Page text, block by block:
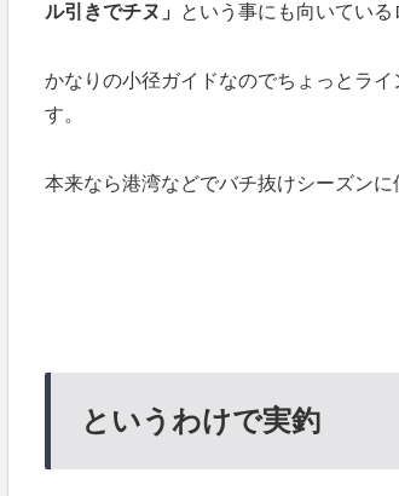
ル引きでチヌ」
という事にも向いている
かなりの小径ガイドなのでちょっとラ
す。
本来なら港湾などでバチ抜けシーズン
というわけで実釣